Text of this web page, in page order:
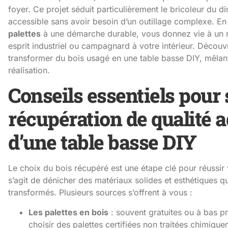
foyer. Ce projet séduit particulièrement le bricoleur du
accessible sans avoir besoin d’un outillage complexe.
palettes à une démarche durable, vous donnez vie à
esprit industriel ou campagnard à votre intérieur.
transformer du bois usagé en une table basse DIY,
réalisation.
Conseils essentiels
récupération de qualité
d’une table basse DIY
Le choix du bois récupéré est une étape clé pour
s’agit de dénicher des matériaux solides et esthétiques
transformés. Plusieurs sources s’offrent à vous :
Les palettes en bois : souvent gratuites ou à bas
choisir des palettes certifiées non traitées